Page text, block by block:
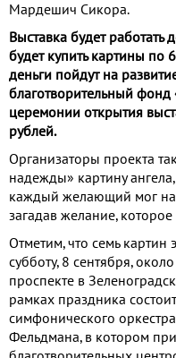
Мардешич Сикора.
Выставка будет
будет купить картины по
деньги пойдут на
благотворительный
церемонии открытия
рублей.
Организаторы проекта
надежды» картину
каждый желающий мог
загадав желание, которое
Отметим, что семь картин
субботу, 8 сентября,
проспекте в
рамках праздника
симфонического
Фельдмана, в котором